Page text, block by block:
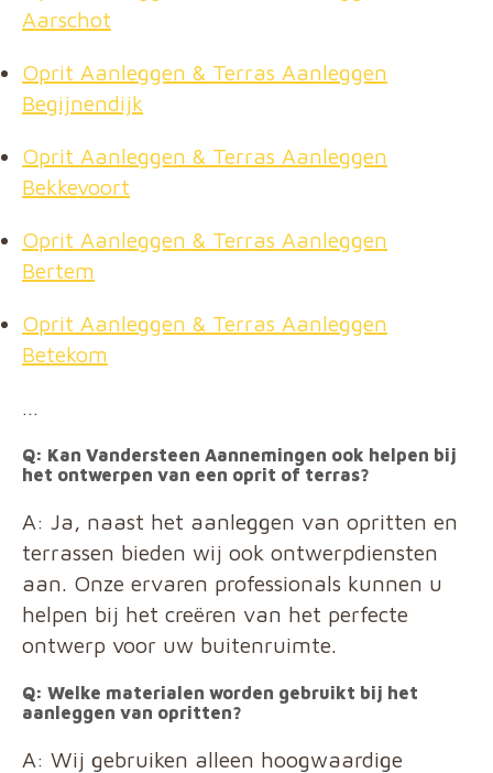
Aarschot
Oprit Aanleggen & Terras Aanleggen
Begijnendijk
Oprit Aanleggen & Terras Aanleggen
Bekkevoort
Oprit Aanleggen & Terras Aanleggen
Bertem
Oprit Aanleggen & Terras Aanleggen
Betekom
…
Q: Kan Vandersteen Aannemingen ook helpen bij
het ontwerpen van een oprit of terras?
A: Ja, naast het aanleggen van opritten en
terrassen bieden wij ook ontwerpdiensten
aan. Onze ervaren professionals kunnen u
helpen bij het creëren van het perfecte
ontwerp voor uw buitenruimte.
Q: Welke materialen worden gebruikt bij het
aanleggen van opritten?
A: Wij gebruiken alleen hoogwaardige